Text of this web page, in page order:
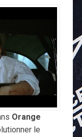
Orange
le